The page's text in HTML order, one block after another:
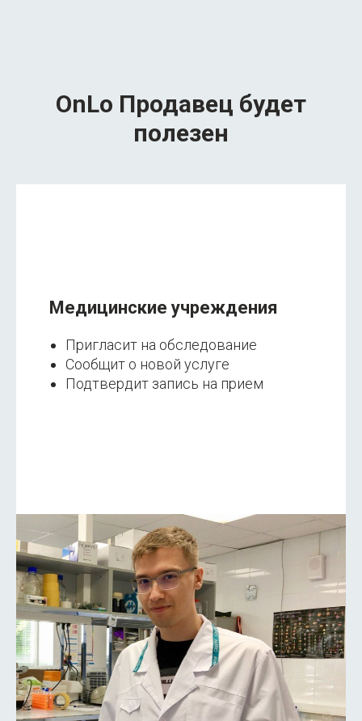
OnLo Продавец будет
полезен
Медицинские учреждения
Пригласит на обследование
Сообщит о новой услуге
Подтвердит запись на прием